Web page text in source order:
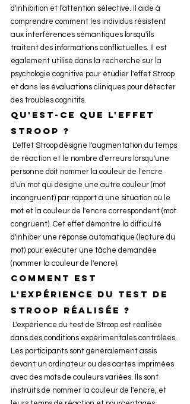
d'inhibition et l'attention sélective. Il aide à
comprendre comment les individus résistent
aux interférences sémantiques lorsqu'ils
traitent des informations conflictuelles. Il est
également utilisé dans la recherche sur la
psychologie cognitive pour étudier l'effet Stroop
et dans les évaluations cliniques pour détecter
des troubles cognitifs.
Qu'est-ce que l'effet
Stroop ?
L'effet Stroop désigne l'augmentation du temps
de réaction et le nombre d'erreurs lorsqu'une
personne doit nommer la couleur de l'encre
d'un mot qui désigne une autre couleur (mot
incongruent) par rapport à une situation où le
mot et la couleur de l'encre correspondent (mot
congruent). Cet effet démontre la difficulté
d'inhiber une réponse automatique (lecture du
mot) pour exécuter une tâche demandée
(nommer la couleur de l'encre).
Comment est
l'expérience du test de
Stroop réalisée ?
L'expérience du test de Stroop est réalisée
dans des conditions expérimentales contrôlées.
Les participants sont généralement assis
devant un ordinateur ou des cartes imprimées
avec des mots de couleurs variées. Ils sont
instruits de nommer la couleur de l'encre, et